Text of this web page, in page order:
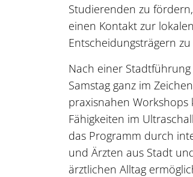
Studierenden zu
einen Kontakt zur
Entscheidungsträgern
Nach einer
Samstag ganz im
praxisnahen
Fähigkeiten im
das Programm durch
und Ärzten aus Stadt
ärztlichen Alltag